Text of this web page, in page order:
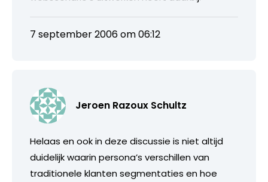
7 september 2006 om 06:12
Jeroen Razoux Schultz
Helaas en ook in deze discussie is niet altijd
duidelijk waarin persona’s verschillen van
traditionele klanten segmentaties en hoe